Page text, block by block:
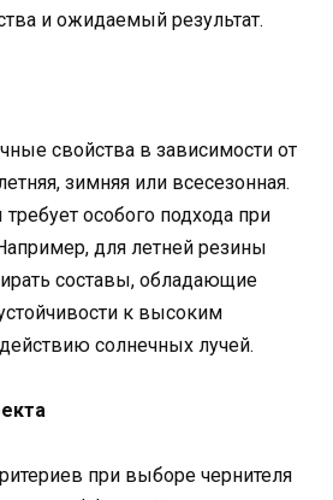
и ожидаемый результат.
свойства в зависимости от
зимняя или всесезонная.
особого подхода при
для летней резины
составы, обладающие
к высоким
солнечных лучей.
при выборе чернителя